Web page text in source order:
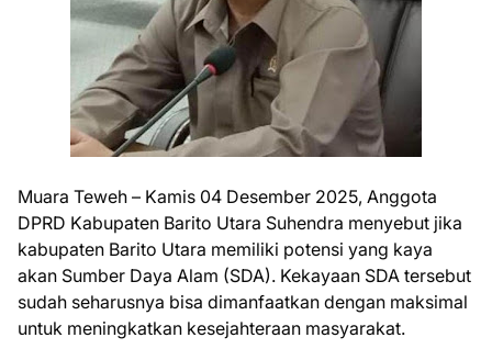
Muara Teweh – Kamis 04 Desember 2025, Anggota
DPRD Kabupaten Barito Utara Suhendra menyebut jika
kabupaten Barito Utara memiliki potensi yang kaya
akan Sumber Daya Alam (SDA). Kekayaan SDA tersebut
sudah seharusnya bisa dimanfaatkan dengan maksimal
untuk meningkatkan kesejahteraan masyarakat.